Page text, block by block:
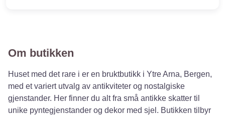
Om butikken
Huset med det rare i er en bruktbutikk i Ytre Arna, Bergen,
med et variert utvalg av antikviteter og nostalgiske
gjenstander. Her finner du alt fra små antikke skatter til
unike pyntegjenstander og dekor med sjel. Butikken tilbyr